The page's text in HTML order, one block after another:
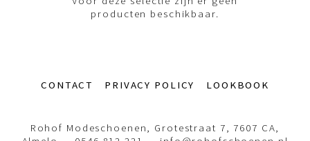
producten beschikbaar.
Footer-CONTACT PRIVACY POLICY LOOKBOOK
Rohof Modeschoenen, Grotestraat 7, 7607 CA,